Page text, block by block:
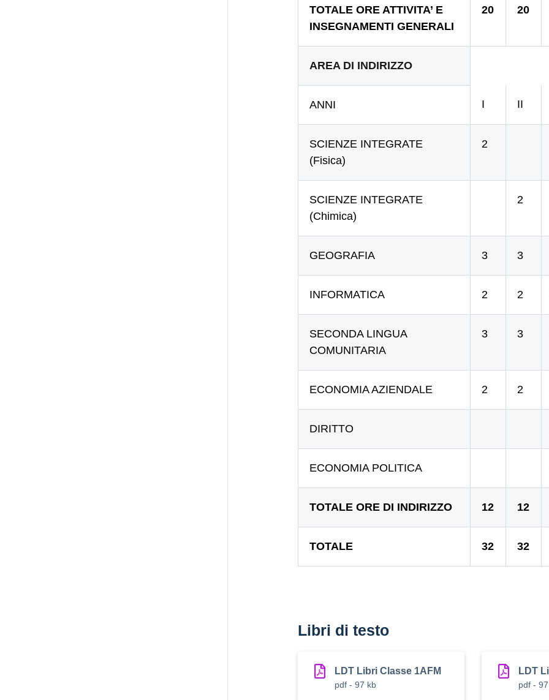
TOTALE ORE ATTIVITA’ E
INSEGNAMENTI GENERALI
20 20
AREA DI INDIRIZZO
ANNI I II
SCIENZE INTEGRATE
(Fisica)
2
SCIENZE INTEGRATE
(Chimica)
2
GEOGRAFIA 3 3
INFORMATICA 2 2
SECONDA LINGUA
COMUNITARIA
3 3
ECONOMIA AZIENDALE 2 2
DIRITTO
ECONOMIA POLITICA
TOTALE ORE DI INDIRIZZO 12 12
TOTALE 32 32
Libri di testo
LDT Libri Classe 1AFM
pdf - 97 kb
LDT
pdf -